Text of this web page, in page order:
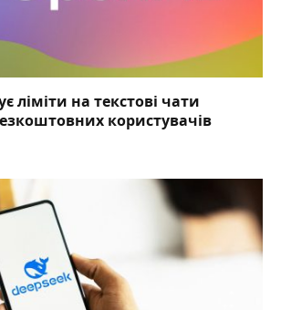
ліміти на текстові чати
користувачів